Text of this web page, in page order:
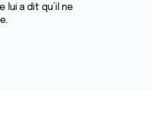
lui a dit qu’il ne